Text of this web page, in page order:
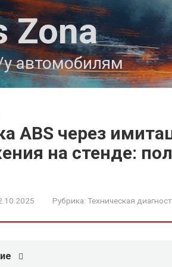
Zona
автомобилям
ABS через
на стенде:
Рубрика: Техническая